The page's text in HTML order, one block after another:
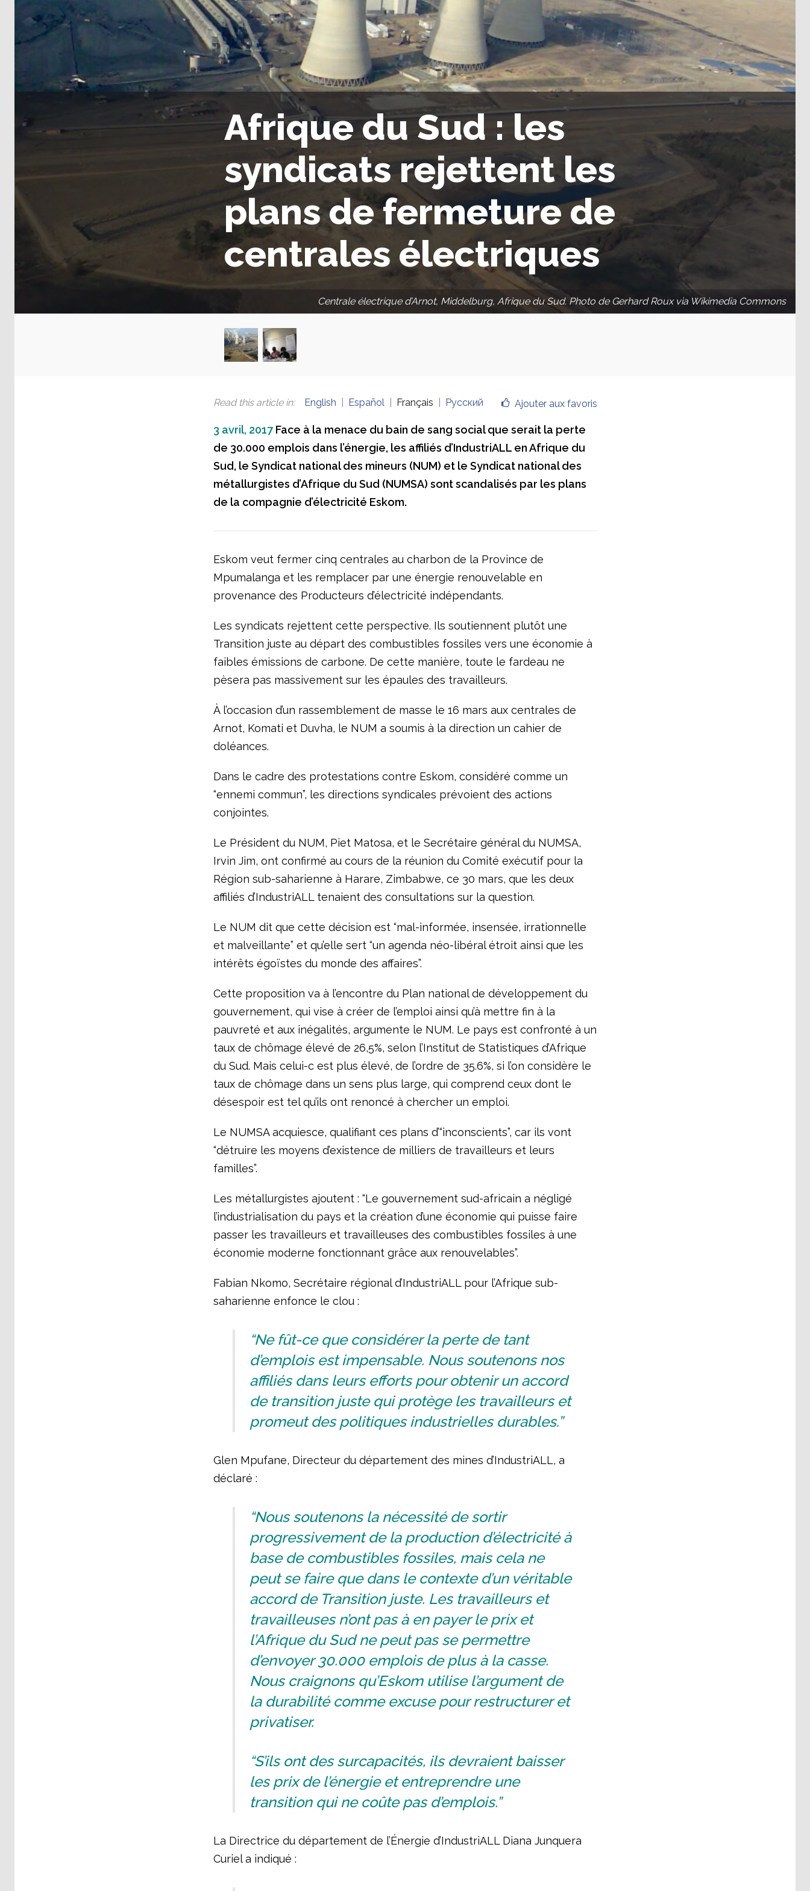
Afrique du Sud : les
syndicats rejettent les
plans de fermeture de
centrales électriques
Centrale électrique d’Arnot, Middelburg, Afrique du Sud. Photo de Gerhard Roux via Wikimedia Commons
Ajouter aux favoris
Read this article in: English Español Français Русский
3 avril, 2017 Face à la menace du bain de sang social que serait la perte
de 30.000 emplois dans l’énergie, les affiliés d’IndustriALL en Afrique du
Sud, le Syndicat national des mineurs (NUM) et le Syndicat national des
métallurgistes d’Afrique du Sud (NUMSA) sont scandalisés par les plans
de la compagnie d’électricité Eskom.
Eskom veut fermer cinq centrales au charbon de la Province de
Mpumalanga et les remplacer par une énergie renouvelable en
provenance des Producteurs d’électricité indépendants.
Les syndicats rejettent cette perspective. Ils soutiennent plutôt une
Transition juste au départ des combustibles fossiles vers une économie à
faibles émissions de carbone. De cette manière, toute le fardeau ne
pèsera pas massivement sur les épaules des travailleurs.
À l’occasion d’un rassemblement de masse le 16 mars aux centrales de
Arnot, Komati et Duvha, le NUM a soumis à la direction un cahier de
doléances.
Dans le cadre des protestations contre Eskom, considéré comme un
“ennemi commun”, les directions syndicales prévoient des actions
conjointes.
Le Président du NUM, Piet Matosa, et le Secrétaire général du NUMSA,
Irvin Jim, ont confirmé au cours de la réunion du Comité exécutif pour la
Région sub-saharienne à Harare, Zimbabwe, ce 30 mars, que les deux
affiliés d’IndustriALL tenaient des consultations sur la question.
Le NUM dit que cette décision est “mal-informée, insensée, irrationnelle
et malveillante” et qu’elle sert “un agenda néo-libéral étroit ainsi que les
intérêts égoïstes du monde des affaires”.
Cette proposition va à l’encontre du Plan national de développement du
gouvernement, qui vise à créer de l’emploi ainsi qu’à mettre fin à la
pauvreté et aux inégalités, argumente le NUM. Le pays est confronté à un
taux de chômage élevé de 26,5%, selon l’Institut de Statistiques d’Afrique
du Sud. Mais celui-c est plus élevé, de l’ordre de 35.6%, si l’on considère le
taux de chômage dans un sens plus large, qui comprend ceux dont le
désespoir est tel qu’ils ont renoncé à chercher un emploi.
Le NUMSA acquiesce, qualifiant ces plans d’“inconscients”, car ils vont
“détruire les moyens d’existence de milliers de travailleurs et leurs
familles”.
Les métallurgistes ajoutent : “Le gouvernement sud-africain a négligé
l’industrialisation du pays et la création d’une économie qui puisse faire
passer les travailleurs et travailleuses des combustibles fossiles à une
économie moderne fonctionnant grâce aux renouvelables”.
Fabian Nkomo, Secrétaire régional d’IndustriALL pour l’Afrique sub-
saharienne enfonce le clou :
“Ne fût-ce que considérer la perte de tant
d’emplois est impensable. Nous soutenons nos
affiliés dans leurs efforts pour obtenir un accord
de transition juste qui protège les travailleurs et
promeut des politiques industrielles durables.”
Glen Mpufane, Directeur du département des mines d’IndustriALL, a
déclaré :
“Nous soutenons la nécessité de sortir
progressivement de la production d’électricité à
base de combustibles fossiles, mais cela ne
peut se faire que dans le contexte d’un véritable
accord de Transition juste. Les travailleurs et
travailleuses n’ont pas à en payer le prix et
l’Afrique du Sud ne peut pas se permettre
d’envoyer 30.000 emplois de plus à la casse.
Nous craignons qu’Eskom utilise l’argument de
la durabilité comme excuse pour restructurer et
privatiser.
“S’ils ont des surcapacités, ils devraient baisser
les prix de l’énergie et entreprendre une
transition qui ne coûte pas d’emplois.”
La Directrice du département de l’Énergie d’IndustriALL Diana Junquera
Curiel a indiqué :